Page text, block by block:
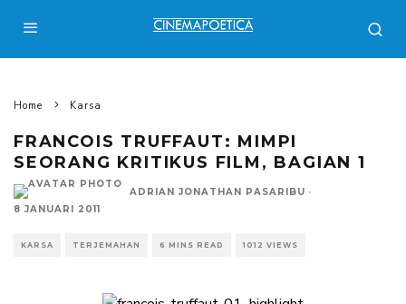
Home Karsa
FRANCOIS TRUFFAUT: MIMPI
SEORANG KRITIKUS FILM, BAGIAN 1
ADRIAN JONATHAN PASARIBU ·
8 JANUARI 2011
KARSA TERJEMAHAN 6 MINS READ 1012 VIEWS